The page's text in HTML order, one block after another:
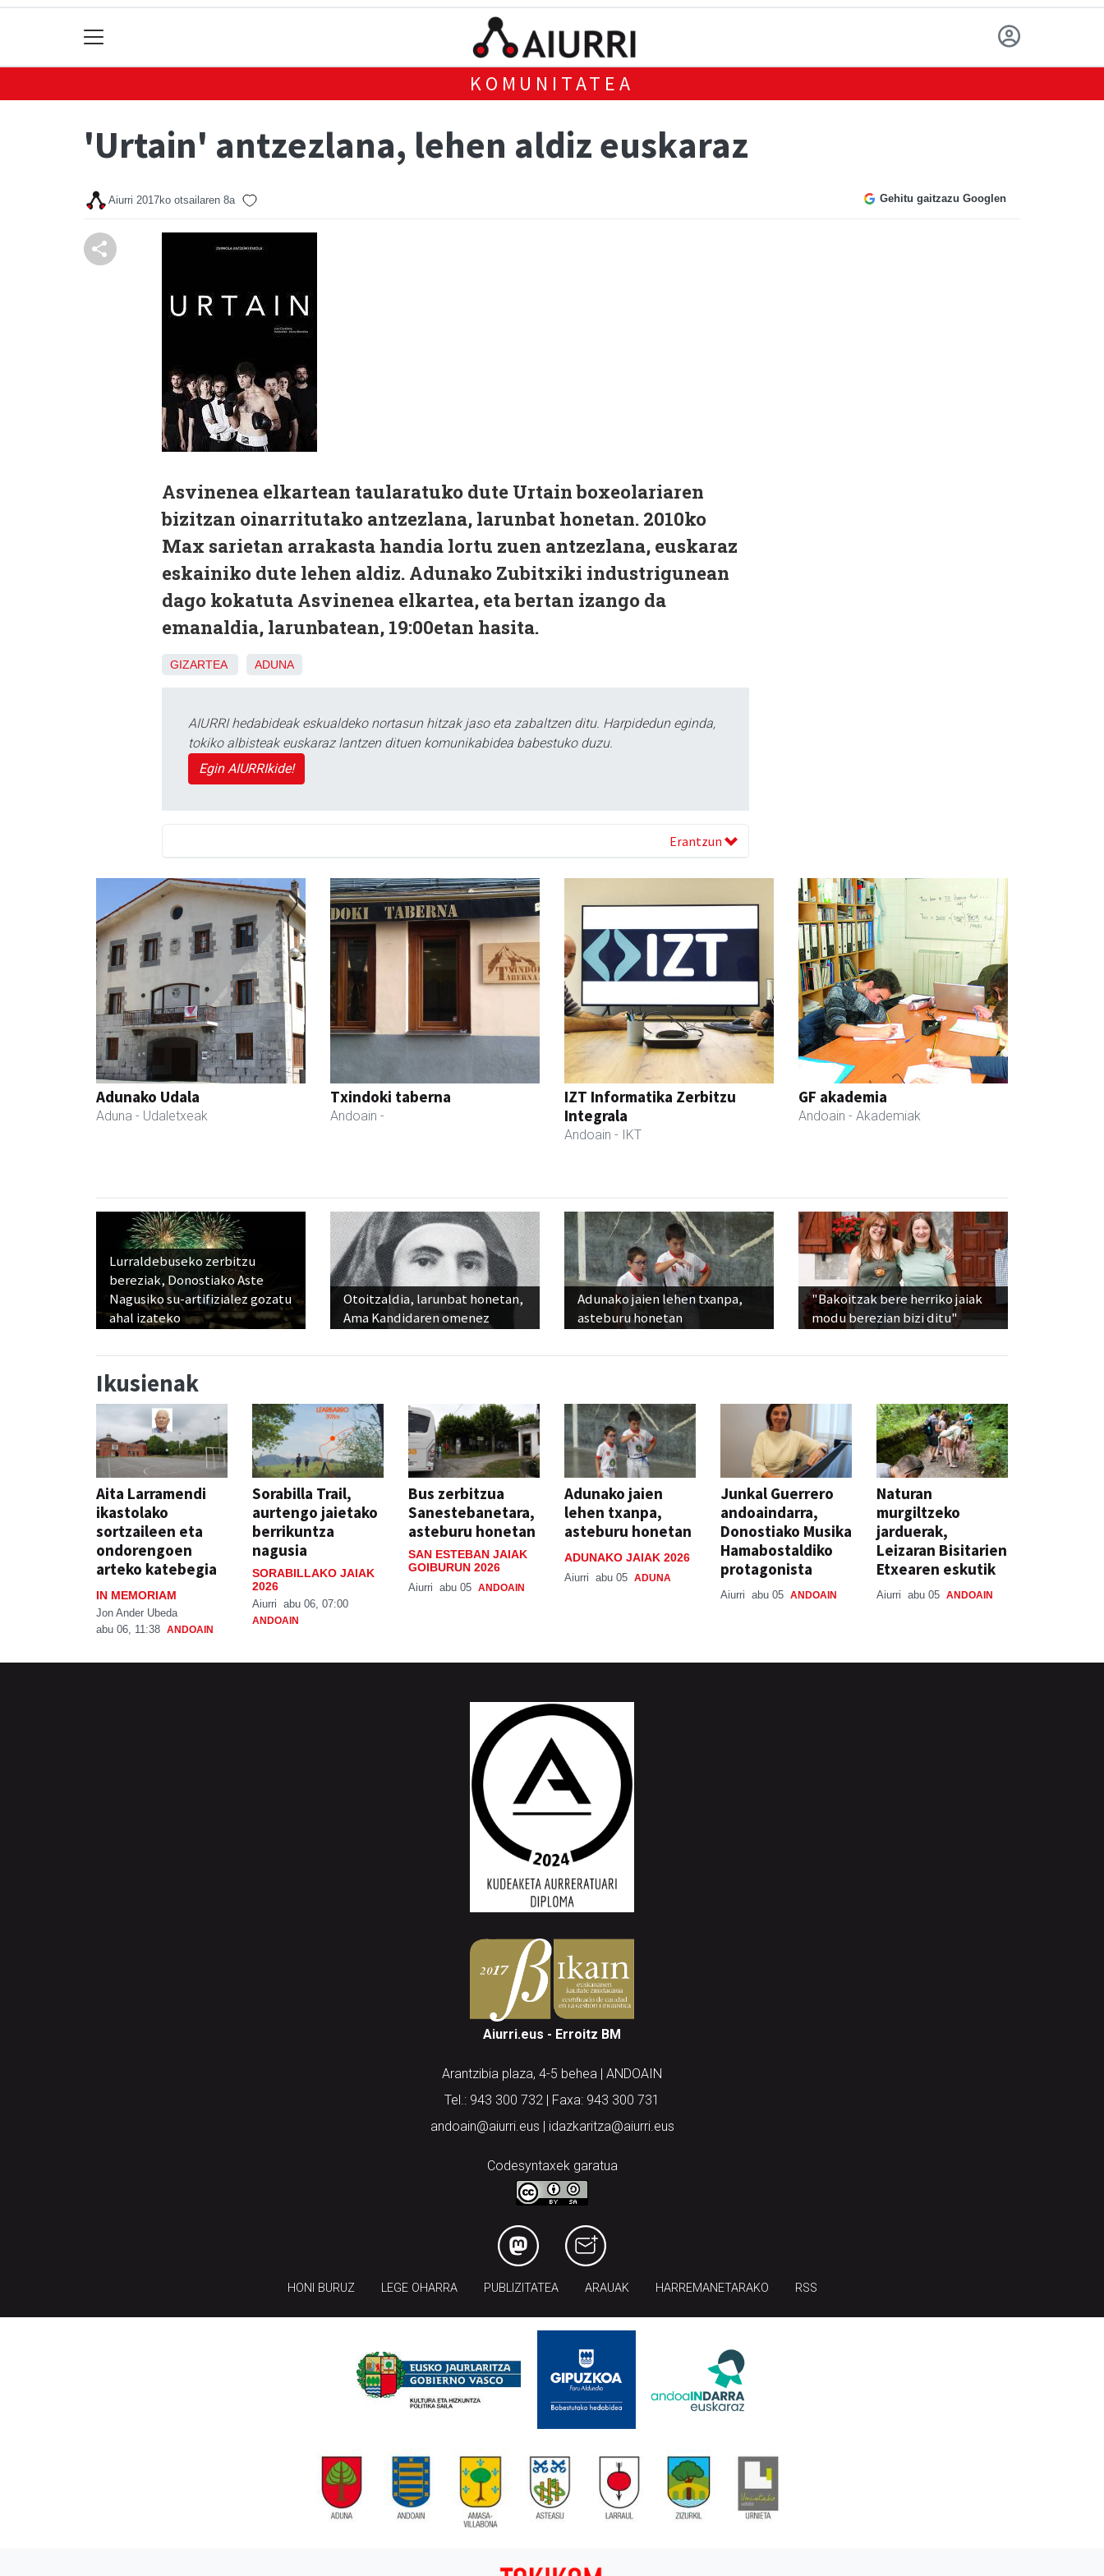
KOMUNITATEA
'Urtain' antzezlana, lehen aldiz euskaraz
Aiurri 2017ko otsailaren 8a Gehitu gaitzazu Googlen
Asvinenea elkartean taularatuko dute Urtain boxeolariaren
bizitzan oinarritutako antzezlana, larunbat honetan. 2010ko
Max sarietan arrakasta handia lortu zuen antzezlana, euskaraz
eskainiko dute lehen aldiz. Adunako Zubitxiki industrigunean
dago kokatuta Asvinenea elkartea, eta bertan izango da
emanaldia, larunbatean, 19:00etan hasita.
GIZARTEA ADUNA
AIURRI hedabideak eskualdeko nortasun hitzak jaso eta zabaltzen ditu. Harpidedun eginda,
tokiko albisteak euskaraz lantzen dituen komunikabidea babestuko duzu.
Egin AIURRIkide!
Erantzun
Adunako Udala
Aduna - Udaletxeak
Txindoki taberna
Andoain -
IZT Informatika Zerbitzu
Integrala
Andoain - IKT
GF akademia
Andoain - Akademiak
Lurraldebuseko zerbitzu
bereziak, Donostiako Aste
Nagusiko su-artifizialez gozatu
ahal izateko
Otoitzaldia, larunbat honetan,
Ama Kandidaren omenez
Adunako jaien lehen txanpa,
asteburu honetan
"Bakoitzak bere herriko jaiak
modu berezian bizi ditu"
Ikusienak
Aita Larramendi
ikastolako
sortzaileen eta
ondorengoen
arteko katebegia
IN MEMORIAM
Jon Ander Ubeda
abu 06, 11:38 ANDOAIN
Sorabilla Trail,
aurtengo jaietako
berrikuntza
nagusia
SORABILLAKO JAIAK
2026
Aiurri abu 06, 07:00
ANDOAIN
Bus zerbitzua
Sanestebanetara,
asteburu honetan
SAN ESTEBAN JAIAK
GOIBURUN 2026
Aiurri abu 05 ANDOAIN
Adunako jaien
lehen txanpa,
asteburu honetan
ADUNAKO JAIAK 2026
Aiurri abu 05 ADUNA
Junkal Guerrero
andoaindarra,
Donostiako Musika
Hamabostaldiko
protagonista
Aiurri abu 05 ANDOAIN
Naturan
murgiltzeko
jarduerak,
Leizaran Bisitarien
Etxearen eskutik
Aiurri abu 05 ANDOAIN
Aiurri.eus - Erroitz BM
Arantzibia plaza, 4-5 behea | ANDOAIN
Tel.: 943 300 732 | Faxa: 943 300 731
andoain@aiurri.eus | idazkaritza@aiurri.eus
Codesyntaxek garatua
HONI BURUZ LEGE OHARRA PUBLIZITATEA ARAUAK HARREMANETARAKO RSS